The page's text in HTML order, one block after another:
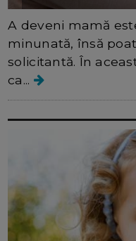
A deveni mamă
minunată, însă
solicitantă. În
ca...